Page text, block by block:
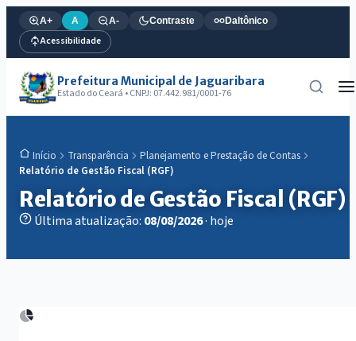
A+ A A- Contraste Daltônico
Acessibilidade
Prefeitura Municipal de Jaguaribara
Estado do Ceará • CNPJ: 07.442.981/0001-76
Início Transparência
Planejamento e Prestação de Contas
Relatório de Gestão Fiscal (RGF)
Relatório de Gestão Fiscal (RGF)
Última atualização: 08/08/2026· hoje